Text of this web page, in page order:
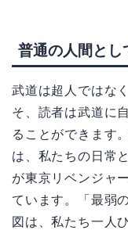
普通の人間とし
武道は超人ではな
そ、読者は武道に
ることができます
は、私たちの日常
が東京リベンジャ
ています。「最弱
図は、私たち一人